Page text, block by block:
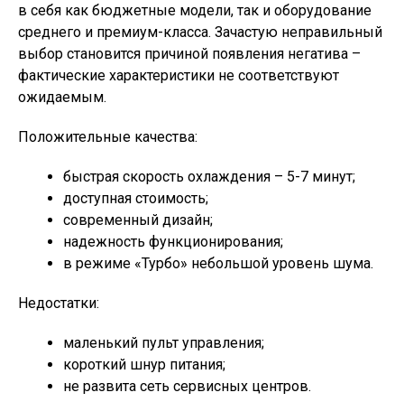
в себя как бюджетные модели, так и оборудование
среднего и премиум-класса. Зачастую неправильный
выбор становится причиной появления негатива –
фактические характеристики не соответствуют
ожидаемым.
Положительные качества:
быстрая скорость охлаждения – 5-7 минут;
доступная стоимость;
современный дизайн;
надежность функционирования;
в режиме «Турбо» небольшой уровень шума.
Недостатки:
маленький пульт управления;
короткий шнур питания;
не развита сеть сервисных центров.